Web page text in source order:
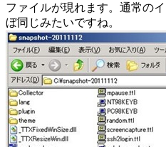
ファイルが現れます。通常の
ぼ同じみたいですね。